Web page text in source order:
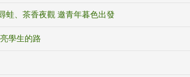
蛙、茶香夜觀 邀青年暮色出發
學生的路